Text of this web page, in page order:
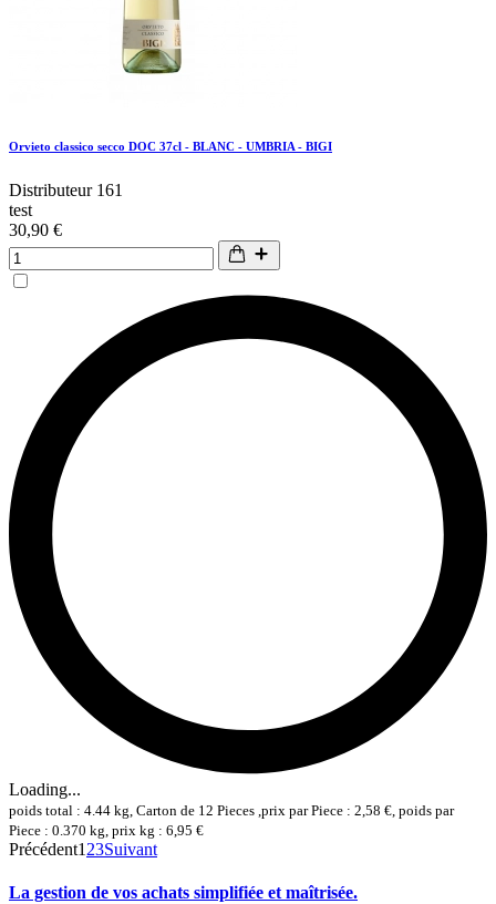
Orvieto classico secco DOC 37cl - BLANC - UMBRIA - BIGI
Distributeur 161
test
30,90 €
Loading...
poids total : 4.44 kg, Carton de 12 Pieces ,prix par Piece : 2,58 €, poids par
Piece : 0.370 kg, prix kg : 6,95 €
Précédent1 23Suivant
La gestion de vos achats simplifiée et maîtrisée.